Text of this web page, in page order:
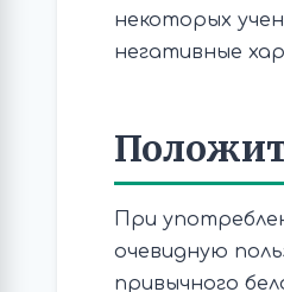
некоторых
негативные
При
очевидную
привычного